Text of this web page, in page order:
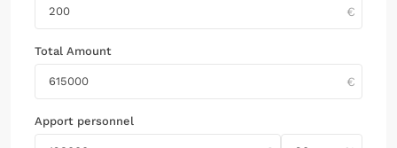
Total Amount
Apport personnel